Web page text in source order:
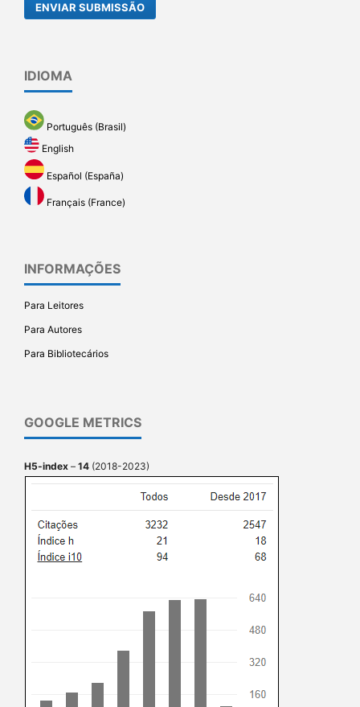
ENVIAR SUBMISSÃO
IDIOMA
Português (Brasil)
English
Español (España)
Français (France)
INFORMAÇÕES
Para Leitores
Para Autores
Para Bibliotecários
GOOGLE METRICS
H5-index – 14 (2018-2023)